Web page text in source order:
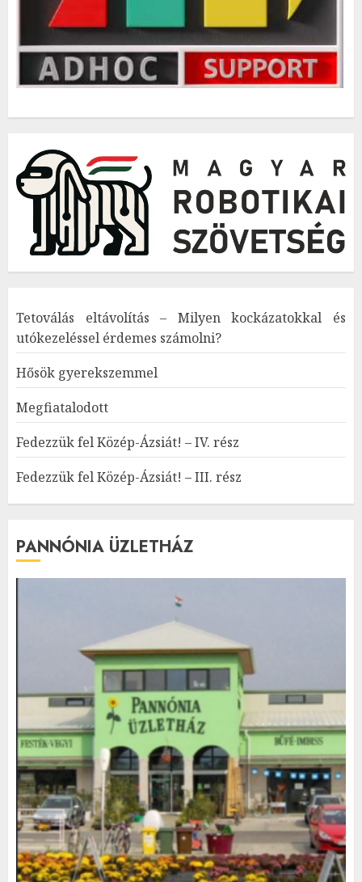
Tetoválás eltávolítás – Milyen kockázatokkal és
utókezeléssel érdemes számolni?
Hősök gyerekszemmel
Megfiatalodott
Fedezzük fel Közép-Ázsiát! – IV. rész
Fedezzük fel Közép-Ázsiát! – III. rész
PANNÓNIA ÜZLETHÁZ